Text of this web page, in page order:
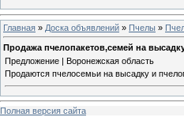
Главная » Доска объявлений » Пчелы »
Продажа пчелопакетов,семей на
Предложение | Воронежская область
Продаются пчелосемьи на высадку и
Полная версия сайта